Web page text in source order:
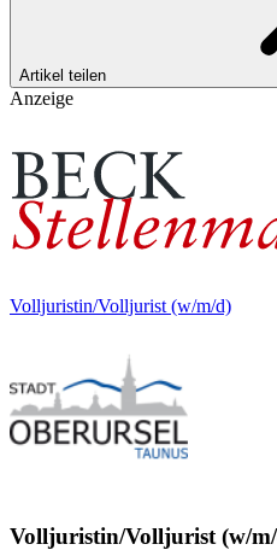
Artikel teilen
Anzeige
Volljuristin/Volljurist (w/m/d)
Volljuristin/Volljurist (w/